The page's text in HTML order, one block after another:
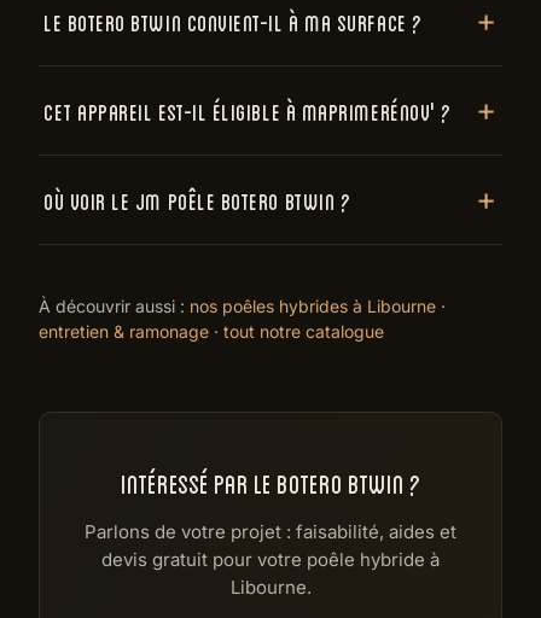
Le Botero Btwin convient-il à ma surface ?
Cet appareil est-il éligible à MaPrimeRénov' ?
Où voir le JM Poêle Botero Btwin ?
À découvrir aussi : nos poêles hybrides à Libourne ·
entretien & ramonage · tout notre catalogue
INTÉRESSÉ PAR LE BOTERO BTWIN ?
Parlons de votre projet : faisabilité, aides et
devis gratuit pour votre poêle hybride à
Libourne.